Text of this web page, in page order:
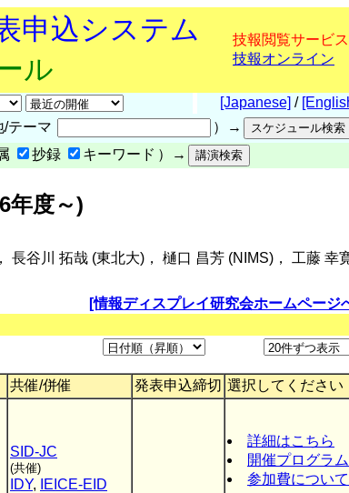
申込システム
ル
技報閲覧サービス
技報オンライン
[Japanese] /
/テーマ
）→
抄録 キーワード ）→
年度～)
谷川 拓哉 (東北大)， 樋口 昌芳 (NIMS)， 工藤 幸
[情報ディスプレイ研究会ホームページ
共催/併催 発表申込締切 選択してください
SID-JC
(共催)
IDY, IEICE-EID
詳細はこちら
開催プログラム
参加費について